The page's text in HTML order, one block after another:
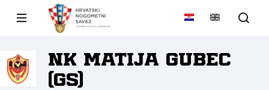
NK Matija Gubec
(GS)